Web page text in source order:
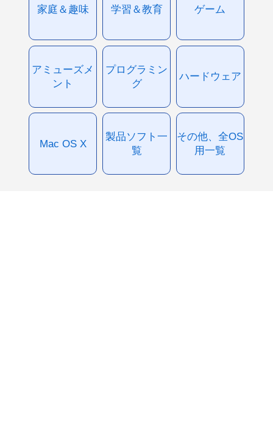
家庭＆趣味 学習＆教育 ゲーム
アミューズメ
ント
プログラミン
グ
ハードウェア
Mac OS X
製品ソフト一
覧
その他、全OS
用一覧